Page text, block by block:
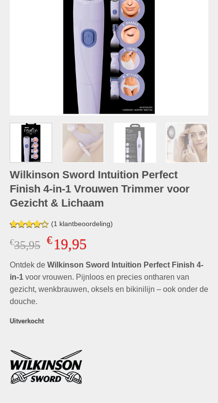
Wilkinson Sword Intuition Perfect
Finish 4-in-1 Vrouwen Trimmer voor
Gezicht & Lichaam
Gewaardeerd
4.00op
opklant
waardering
(1 klantbeoordeling)
€35,95 Oorspronkelijke
was:
€35,95.
€19,95Huidige
is:
€19,95.
Ontdek de Wilkinson Sword Intuition Perfect Finish 4-
in-1 voor vrouwen. Pijnloos en precies ontharen van
gezicht, wenkbrauwen, oksels en bikinilijn – ook onder de
douche.
Uitverkocht